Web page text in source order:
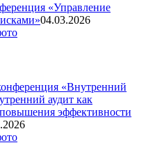
«Управление
04.03.2026
«Внутренний
аудит как
эффективности